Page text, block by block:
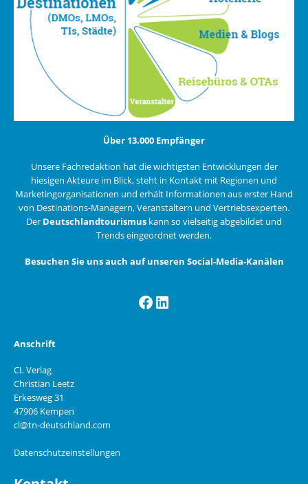
Über 13.000 Empfänger
Unsere Fachredaktion hat die wichtigsten Entwicklungen der
hiesigen Akteure im Blick, steht in Kontakt mit Regionen und
Marketingorganisationen und erhält Informationen aus erster Hand
von Destinations-Managern, Veranstaltern und Vertriebsexperten.
Der Deutschlandtourismus kann so vielseitig abgebildet und
Trends eingeordnet werden.
Besuchen Sie uns auch auf unseren Social-Media-Kanälen
Facebook
LinkedIn
Anschrift
CL Verlag
Christian Leetz
Erkesweg 31
47906 Kempen
cl@tn-deutschland.com
Datenschutzeinstellungen